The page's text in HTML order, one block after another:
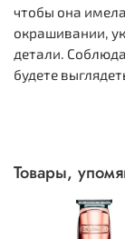
чтобы она
окрашивании,
детали.
будете
Товары,